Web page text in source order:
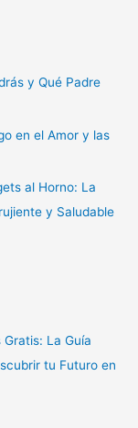
y Qué Padre
en el Amor y las
al Horno: La
y Saludable
La Guía
tu Futuro en